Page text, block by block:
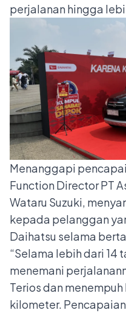
perjalanan hingga
Menanggapi
Function Director PT
Wataru Suzuki,
kepada pelanggan
Daihatsu selama
“Selama lebih dari 14
menemani
Terios dan
kilometer.